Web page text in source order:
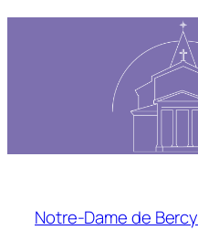
Notre-Dame de Bercy